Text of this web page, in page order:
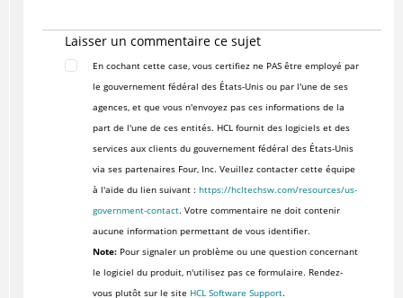
Laisser un commentaire ce sujet
En cochant cette case, vous certifiez ne PAS être employé par
le gouvernement fédéral des États-Unis ou par l'une de ses
agences, et que vous n'envoyez pas ces informations de la
part de l'une de ces entités. HCL fournit des logiciels et des
services aux clients du gouvernement fédéral des États-Unis
via ses partenaires Four, Inc. Veuillez contacter cette équipe
à l'aide du lien suivant : https://hcltechsw.com/resources/us-
government-contact. Votre commentaire ne doit contenir
aucune information permettant de vous identifier.
Note:Pour signaler un problème ou une question concernant
le logiciel du produit, n'utilisez pas ce formulaire. Rendez-
vous plutôt sur le site HCL Software Support.